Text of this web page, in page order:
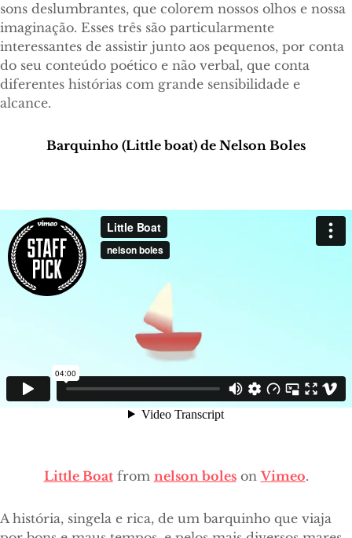
sons deslumbrantes, que colorem nossos olhos e nossa
imaginação. Esses três são particularmente
interessantes de assistir junto aos pequenos, por conta
do seu conteúdo poético e não verbal, que conta
diferentes histórias com grande sensibilidade e
alcance.
Barquinho (Little boat) de Nelson Boles
Little Boatfrom nelson bolesonVimeo.
A história, singela e rica, de um barquinho que viaja